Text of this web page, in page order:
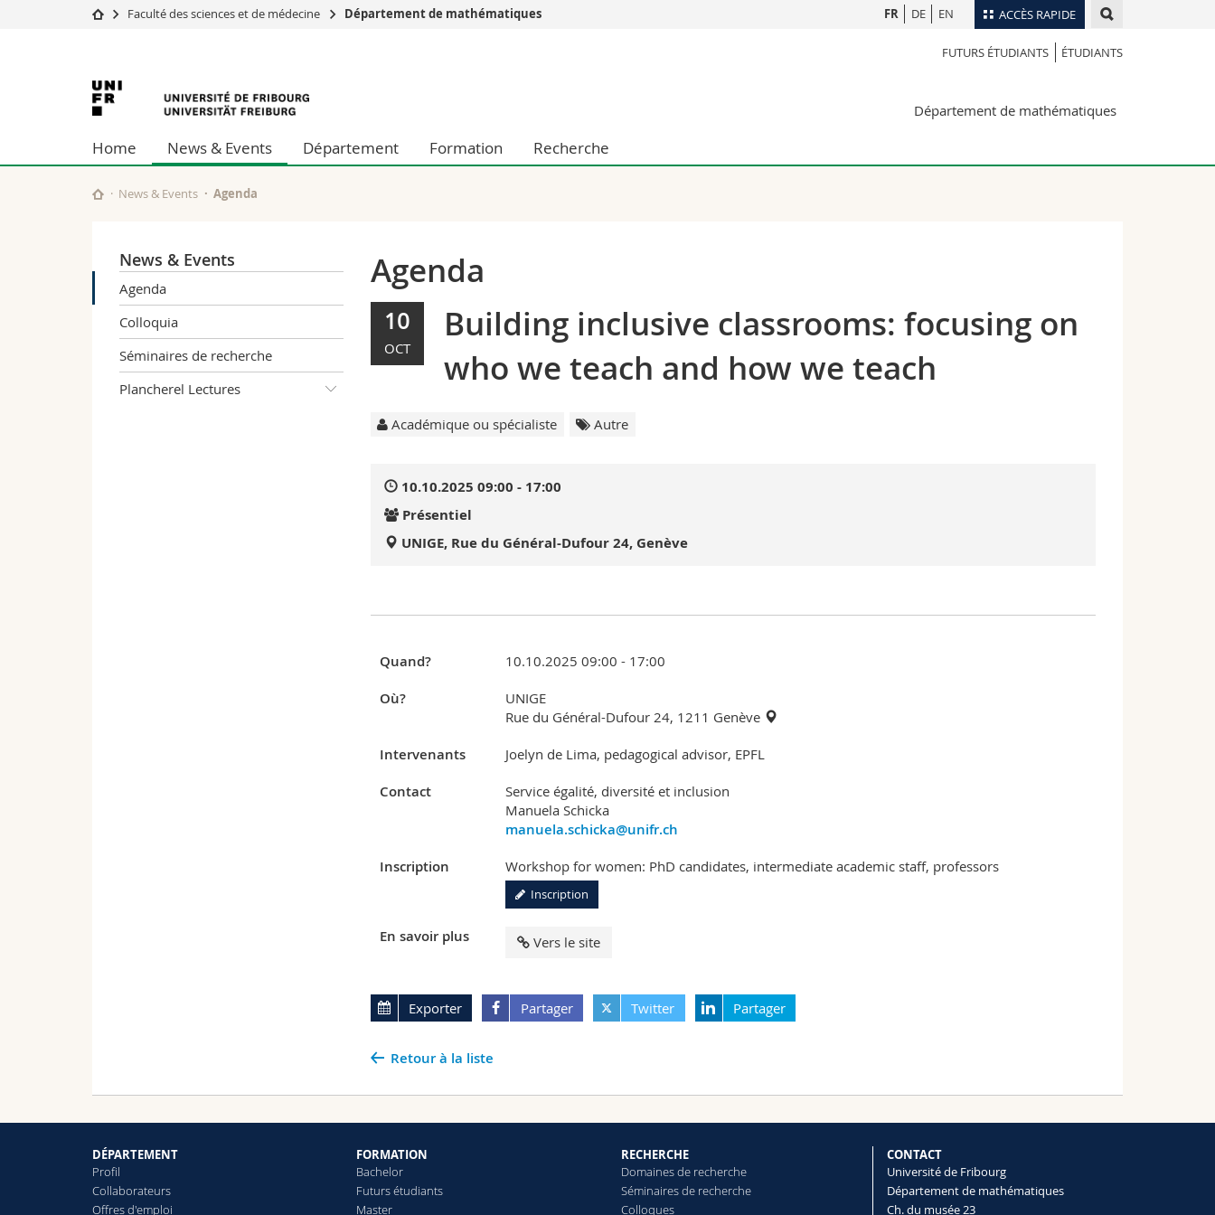
ACCÈS RAPIDE
Etudes
Campus
Université
Formation continue
Lettres et sciences humaines
Sciences de l'éducation et de la formation
Collaborateurs
Annuaire du personnel
Bibliothèques
Programme des cours
FR DE EN
Faculté des sciences et de médecine Département de mathématiques
FUTURS ÉTUDIANTS ÉTUDIANTS
Université
de
Fribourg
Département de mathématiques
Home News & Events Département Formation Recherche
News & Events Agenda
News & Events
Agenda
Colloquia
Séminaires de recherche
Plancherel Lectures
Agenda
10
OCT
Building inclusive classrooms: focusing on
who we teach and how we teach
Académique ou spécialiste Autre
10.10.2025 09:00 - 17:00
Présentiel
UNIGE, Rue du Général-Dufour 24, Genève
Quand? 10.10.2025 09:00 - 17:00
Où?
UNIGE
Rue du Général-Dufour 24, 1211 Genève
Intervenants Joelyn de Lima, pedagogical advisor, EPFL
Contact
Service égalité, diversité et inclusion
Manuela Schicka
manuela.schicka@unifr.ch
Inscription
Workshop for women: PhD candidates, intermediate academic staff, professors
Inscription
En savoir plus Vers le site
Exporter Partager Twitter Partager
Retour à la liste
DÉPARTEMENT
Profil
Collaborateurs
Offres d'emploi
FORMATION
Bachelor
Futurs étudiants
Master
RECHERCHE
Domaines de recherche
Séminaires de recherche
Colloques
CONTACT
Université de Fribourg
Département de mathématiques
Ch. du musée 23